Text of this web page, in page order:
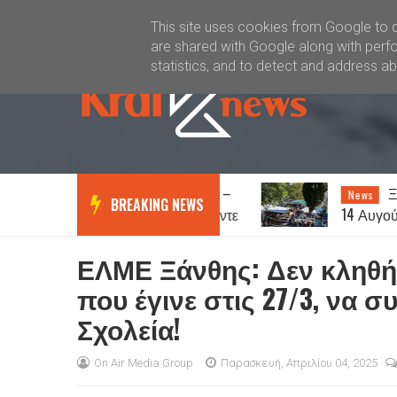
Καλώς ήλθατε Kral News
BREAKING NEWS
«Θερίζει» ο καρκίνος –
Στοιχεία σοκ: Ένας στους πέντε
ανθρώπους θα νοσήσει
News
14
ΕΛΜΕ Ξάνθης: Δεν
που έγινε στις 27/3, να
Σχολεία!
On Air Media Group Παρασκευή, Απριλίου 04, 2025
This site uses cookies from Google to
are shared with Google along with
statistics, and to detect and address